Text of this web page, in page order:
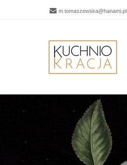
m.tomaszewska@hanami.pl